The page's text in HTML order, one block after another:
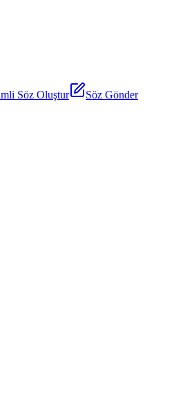
Söz Oluştur Söz Gönder